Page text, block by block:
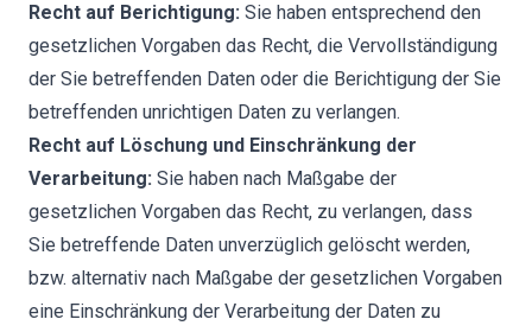
Recht auf Berichtigung: Sie haben entsprechend den
gesetzlichen Vorgaben das Recht, die Vervollständigung
der Sie betreffenden Daten oder die Berichtigung der Sie
betreffenden unrichtigen Daten zu verlangen.
Recht auf Löschung und Einschränkung der
Verarbeitung: Sie haben nach Maßgabe der
gesetzlichen Vorgaben das Recht, zu verlangen, dass
Sie betreffende Daten unverzüglich gelöscht werden,
bzw. alternativ nach Maßgabe der gesetzlichen Vorgaben
eine Einschränkung der Verarbeitung der Daten zu